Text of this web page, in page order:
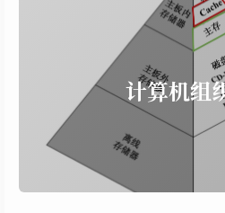
歌。 夢の続きを知りたいのかい
计算机组